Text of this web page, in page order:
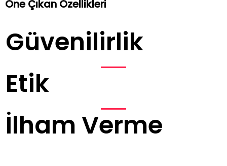
Öne Çıkan Özellikleri
Güvenilirlik
Etik
İlham Verme